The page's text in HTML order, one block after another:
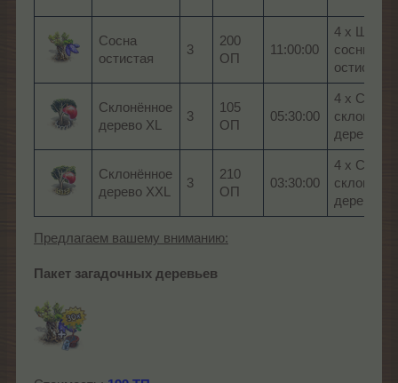
Сосна
остистая
3
200
ОП
11:00:00
4 x
сосны
остистой
Склонённое
дерево XL
3
105
ОП
05:30:00
4 x
дерева
Склонённое
дерево XXL
3
210
ОП
03:30:00
4 x
дерева
Предлагаем вашему вниманию:
Пакет загадочных деревьев